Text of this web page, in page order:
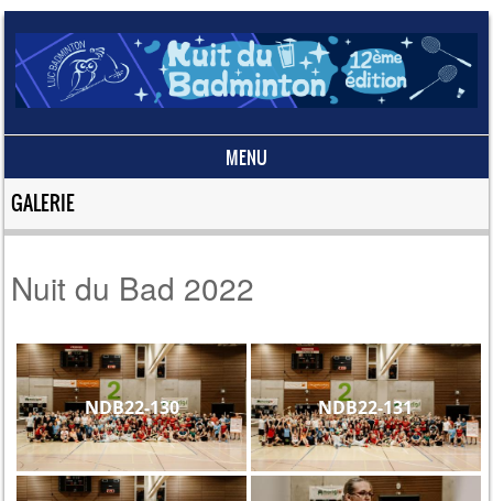
MENU
Skip to content
GALERIE
Nuit du Bad 2022
NDB22-130 NDB22-131